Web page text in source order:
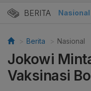
BERITA Nasional
Berita Nasional
Jokowi
Vaksinasi